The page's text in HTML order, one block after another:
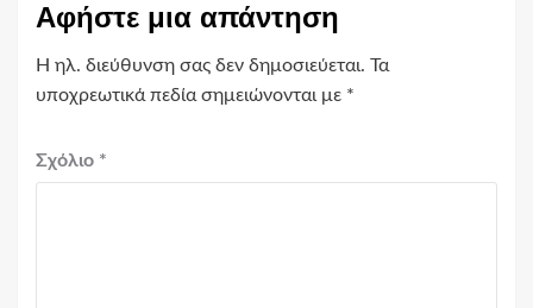
Αφήστε μια απάντηση
Η ηλ. διεύθυνση σας δεν δημοσιεύεται. Τα
υποχρεωτικά πεδία σημειώνονται με *
Σχόλιο *